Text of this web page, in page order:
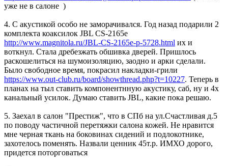
уже не в салоне )
4. С акустикой особо не заморачивался. Год назад подарили 2
комплекта коаксилок JBL CS-2165e
http://www.magnitola.ru/JBL-CS-2165e-p-5728.html их и
воткнул. Стала дребезжать обшивка дверей. Пришлось
раскошелиться на шумоизоляцию, заодно и арки сделали.
Было свободное время, покрасил накладки-грили
https://www.out-club.ru/board/showthread.php?t=10227. Теперь в
планах на тыл ставить компонентнную акустику, саб, ну и 4х
канальный усилок. Думаю ставить JBL, какие пока решаю.
5. Заехал в салон "Престиж", что в СПб на ул.Счастливая д.5
по поводу частичной перетяжки салона кожей. Не нравится
мне черная ткань на боковинах сидений и подлокотнике,
захотелось поменять. Назвали ценник 45т.р. ИМХО дорого,
придется поторговаться